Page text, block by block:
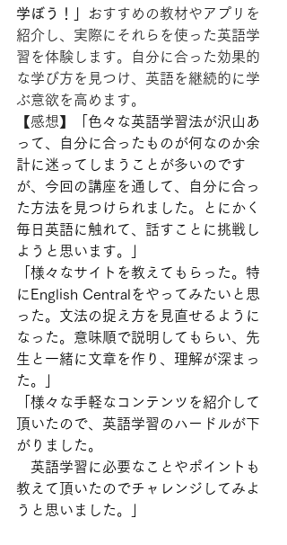
学ぼう！」
おすすめの教材やアプリを
紹介し、実際にそれらを使った英語学
習を体験します。自分に合った効果的
な学び方を見つけ、英語を継続的に学
ぶ意欲を高めます。
【感想】
「色々な英語学習法が沢山あ
って、自分に合ったものが何なのか余
計に迷ってしまうことが多いのです
が、今回の講座を通して、自分に合っ
た方法を見つけられました。とにかく
毎日英語に触れて、話すことに挑戦し
ようと思います。」
「様々なサイトを教えてもらった。特
にEnglish Centralをやってみたいと思
った。文法の捉え方を見直せるように
なった。意味順で説明してもらい、先
生と一緒に文章を作り、理解が深まっ
た。」
「様々な手軽なコンテンツを紹介して
頂いたので、英語学習のハードルが下
がりました。
英語学習に必要なことやポイントも
教えて頂いたのでチャレンジしてみよ
うと思いました。」